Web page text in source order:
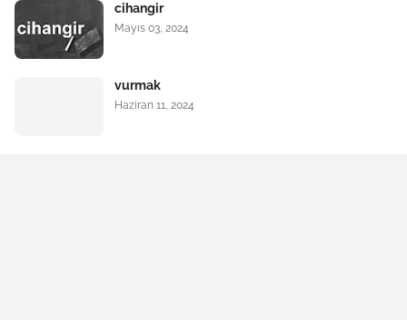
cihangir
Mayıs 03, 2024
vurmak
Haziran 11, 2024